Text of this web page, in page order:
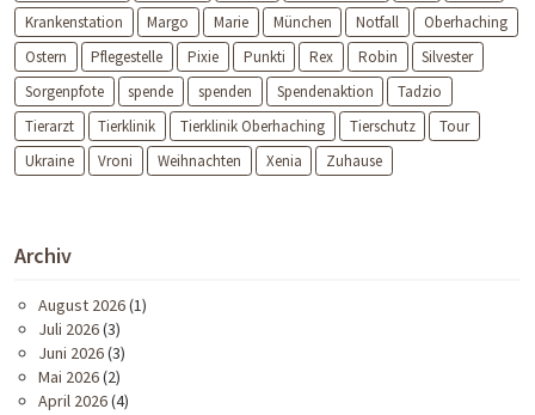
Krankenstation
Margo Marie München Notfall
Oberhaching
Ostern
Pflegestelle Pixie Punkti Rex Robin
Silvester
Sorgenpfote
spende spenden Spendenaktion
Tadzio
Tierarzt
Tierklinik Tierklinik Oberhaching Tierschutz
Tour
Ukraine
Vroni Weihnachten Xenia Zuhause
Archiv
August 2026(1)
Juli 2026(3)
Juni 2026(3)
Mai 2026(2)
April 2026(4)